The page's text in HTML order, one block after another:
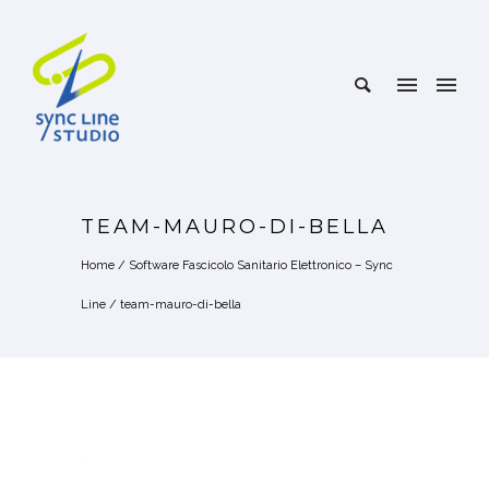
TEAM-MAURO-DI-BELLA
Home / Software Fascicolo Sanitario Elettronico – Sync
Line / team-mauro-di-bella